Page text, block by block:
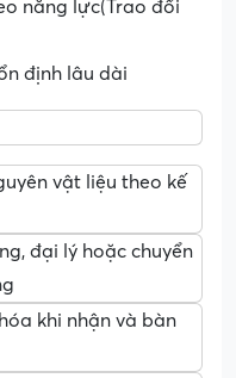
năng lực(Trao đổi
định lâu dài
vật liệu theo kế
đại lý hoặc chuyển
khi nhận và bàn